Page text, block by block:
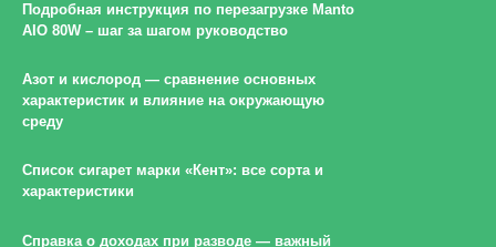
Подробная инструкция по перезагрузке Manto
AIO 80W – шаг за шагом руководство
Азот и кислород — сравнение основных
характеристик и влияние на окружающую
среду
Список сигарет марки «Кент»: все сорта и
характеристики
Справка о доходах при разводе — важный